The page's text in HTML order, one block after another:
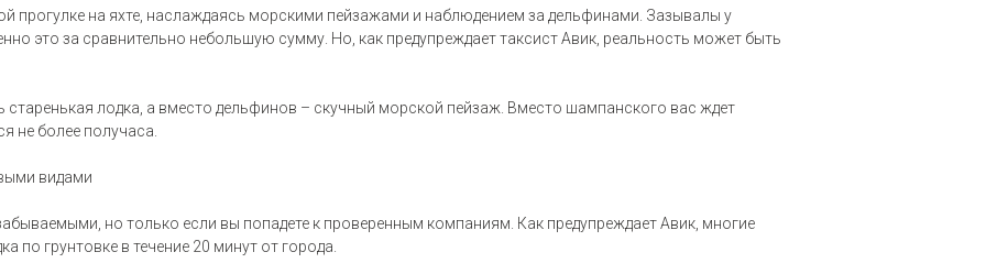
прогулке на яхте, наслаждаясь морскими пейзажами и наблюдением за дельфинами. Зазывалы у
это за сравнительно небольшую сумму. Но, как предупреждает таксист Авик, реальность может быть
лодка, а вместо дельфинов – скучный морской пейзаж. Вместо шампанского вас ждет
не более получаса.
видами
но только если вы попадете к проверенным компаниям. Как предупреждает Авик, многие
по грунтовке в течение 20 минут от города.